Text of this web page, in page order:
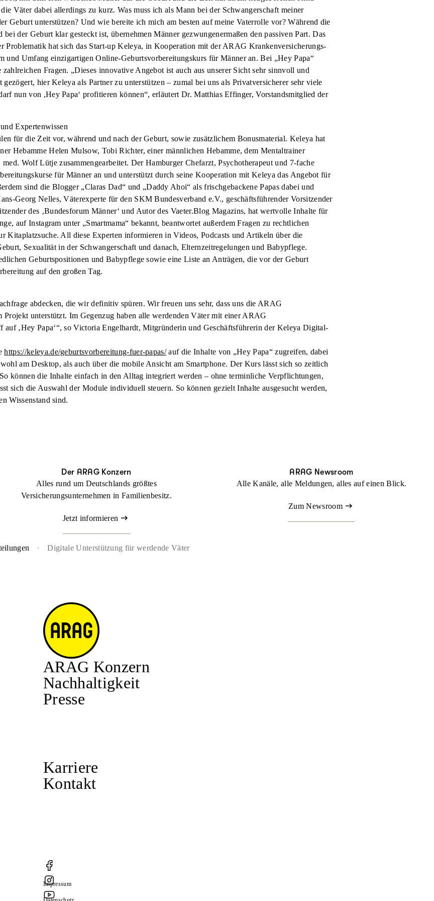
Väter dabei allerdings zu kurz. Was muss ich als Mann bei der Schwangerschaft meiner
Geburt unterstützen? Und wie bereite ich mich am besten auf meine Vaterrolle vor? Während die
der Geburt klar gesteckt ist, übernehmen Männer gezwungenermaßen den passiven Part. Das
Problematik hat sich das Start-up Keleya, in Kooperation mit der ARAG Krankenversicherungs-
und Umfang einzigartigen Online-Geburtsvorbereitungskurs für Männer an. Bei „Hey Papa“
Fragen. „Dieses innovative Angebot ist auch aus unserer Sicht sehr sinnvoll und
hier Keleya als Partner zu unterstützen – zumal bei uns als Privatversicherer sehr viele
nun von ,Hey Papa‘ profitieren können“, erläutert Dr. Matthias Effinger, Vorstandsmitglied der
Expertenwissen
für die Zeit vor, während und nach der Geburt, sowie zusätzlichem Bonusmaterial. Keleya hat
Hebamme Helen Mulsow, Tobi Richter, einer männlichen Hebamme, dem Mentaltrainer
Wolf Lütje zusammengearbeitet. Der Hamburger Chefarzt, Psychotherapeut und 7-fache
für Männer an und unterstützt durch seine Kooperation mit Keleya das Angebot für
sind die Blogger „Claras Dad“ und „Daddy Ahoi“ als frischgebackene Papas dabei und
Georg Nelles, Väterexperte für den SKM Bundesverband e.V., geschäftsführender Vorsitzender
des ‚Bundesforum Männer‘ und Autor des Vaeter.Blog Magazins, hat wertvolle Inhalte für
auf Instagram unter „Smartmama“ bekannt, beantwortet außerdem Fragen zu rechtlichen
Kitaplatzsuche. All diese Experten informieren in Videos, Podcasts und Artikeln über die
Sexualität in der Schwangerschaft und danach, Elternzeitregelungen und Babypflege.
Geburtspositionen und Babypflege sowie eine Liste an Anträgen, die vor der Geburt
auf den großen Tag.
abdecken, die wir definitiv spüren. Wir freuen uns sehr, dass uns die ARAG
Projekt unterstützt. Im Gegenzug haben alle werdenden Väter mit einer ARAG
‚Hey Papa‘“, so Victoria Engelhardt, Mitgründerin und Geschäftsführerin der Keleya Digital-
https://keleya.de/geburtsvorbereitung-fuer-papas/auf die Inhalte von „Hey Papa“ zugreifen, dabei
am Desktop, als auch über die mobile Ansicht am Smartphone. Der Kurs lässt sich so zeitlich
können die Inhalte einfach in den Alltag integriert werden – ohne terminliche Verpflichtungen,
sich die Auswahl der Module individuell steuern. So können gezielt Inhalte ausgesucht werden,
Wissenstand sind.
Der ARAG Konzern
Alles rund um Deutschlands größtes
Versicherungsunternehmen in Familienbesitz.
Jetzt informieren
ARAG Newsroom
Alle Kanäle, alle Meldungen, alles auf einen Blick.
Zum Newsroom
Digitale Unterstützung für werdende Väter
ARAG Konzern
Nachhaltigkeit
Presse
Karriere
Kontakt
Impressum